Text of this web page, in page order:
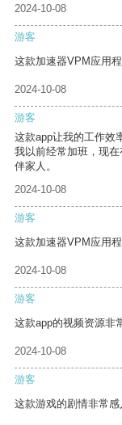
2024-10-08
游客
这款加速器VPM应用
2024-10-08
游客
这款app让我的工作效
我以前经常加班，现
伴家人。
2024-10-08
游客
这款加速器VPM应用
2024-10-08
游客
这款app的视频资源非
2024-10-08
游客
这款游戏的剧情非常感